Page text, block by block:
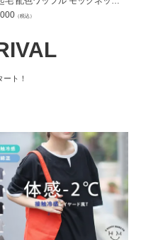
（税込）
ト！